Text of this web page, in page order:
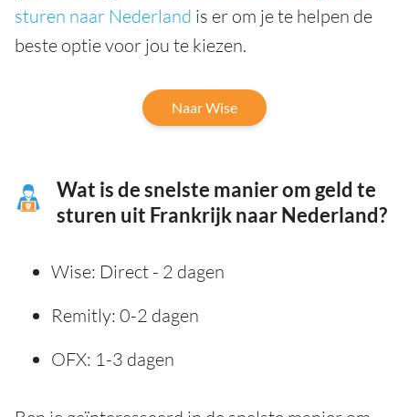
sturen naar Nederland is er om je te helpen de
beste optie voor jou te kiezen.
Naar Wise
Wat is de snelste manier om geld te
sturen uit Frankrijk naar Nederland?
Wise: Direct - 2 dagen
Remitly: 0-2 dagen
OFX: 1-3 dagen